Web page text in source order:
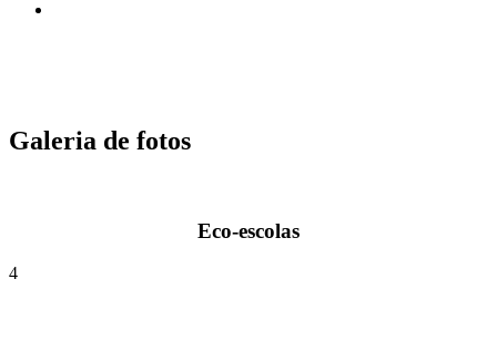
Galeria de fotos
Eco-escolas
4